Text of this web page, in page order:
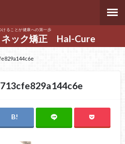
けることが健康への第一歩
ック矯正 Hal-Cure